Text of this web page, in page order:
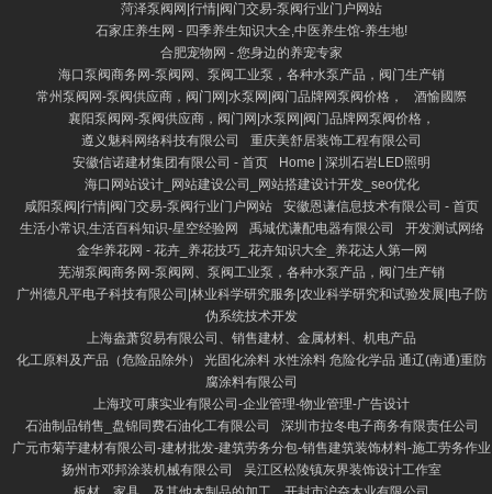
菏泽泵阀网|行情|阀门交易-泵阀行业门户网站
石家庄养生网 - 四季养生知识大全,中医养生馆-养生地!
合肥宠物网 - 您身边的养宠专家
海口泵阀商务网-泵阀网、泵阀工业泵，各种水泵产品，阀门生产销
常州泵阀网-泵阀供应商，阀门网|水泵网|阀门品牌网泵阀价格，
酒愉國際
襄阳泵阀网-泵阀供应商，阀门网|水泵网|阀门品牌网泵阀价格，
遵义魅科网络科技有限公司
重庆美舒居装饰工程有限公司
安徽信诺建材集团有限公司 - 首页
Home | 深圳石岩LED照明
海口网站设计_网站建设公司_网站搭建设计开发_seo优化
咸阳泵阀|行情|阀门交易-泵阀行业门户网站
安徽恩谦信息技术有限公司 - 首页
生活小常识,生活百科知识-星空经验网
禹城优谦配电器有限公司
开发测试网络
金华养花网 - 花卉_养花技巧_花卉知识大全_养花达人第一网
芜湖泵阀商务网-泵阀网、泵阀工业泵，各种水泵产品，阀门生产销
广州德凡平电子科技有限公司|林业科学研究服务|农业科学研究和试验发展|电子防
伪系统技术开发
上海盎萧贸易有限公司、销售建材、金属材料、机电产品
化工原料及产品（危险品除外） 光固化涂料 水性涂料 危险化学品 通辽(南通)重防
腐涂料有限公司
上海玟可康实业有限公司-企业管理-物业管理-广告设计
石油制品销售_盘锦同费石油化工有限公司
深圳市拉冬电子商务有限责任公司
广元市菊芋建材有限公司-建材批发-建筑劳务分包-销售建筑装饰材料-施工劳务作业
扬州市邓邦涂装机械有限公司
吴江区松陵镇灰界装饰设计工作室